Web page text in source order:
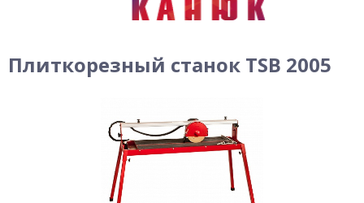
Плиткорезный станок TSB 2005